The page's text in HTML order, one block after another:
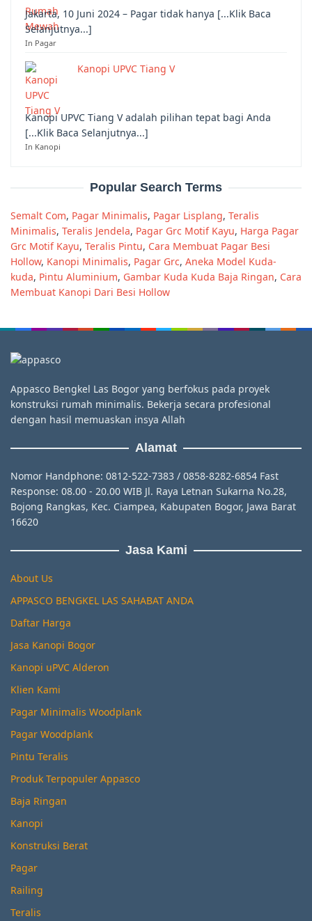
Jakarta, 10 Juni 2024 – Pagar tidak hanya [...Klik Baca
Selanjutnya...]
In Pagar
Kanopi UPVC Tiang V
Kanopi UPVC Tiang V adalah pilihan tepat bagi Anda
[...Klik Baca Selanjutnya...]
In Kanopi
Popular Search Terms
Semalt Com, Pagar Minimalis, Pagar Lisplang, Teralis
Minimalis, Teralis Jendela, Pagar Grc Motif Kayu, Harga Pagar
Grc Motif Kayu, Teralis Pintu, Cara Membuat Pagar Besi
Hollow, Kanopi Minimalis, Pagar Grc, Aneka Model Kuda-
kuda, Pintu Aluminium, Gambar Kuda Kuda Baja Ringan, Cara
Membuat Kanopi Dari Besi Hollow
Appasco Bengkel Las Bogor yang berfokus pada proyek
konstruksi rumah minimalis. Bekerja secara profesional
dengan hasil memuaskan insya Allah
Alamat
Nomor Handphone: 0812-522-7383 / 0858-8282-6854 Fast
Response: 08.00 - 20.00 WIB Jl. Raya Letnan Sukarna No.28,
Bojong Rangkas, Kec. Ciampea, Kabupaten Bogor, Jawa Barat
16620
Jasa Kami
About Us
APPASCO BENGKEL LAS SAHABAT ANDA
Daftar Harga
Jasa Kanopi Bogor
Kanopi uPVC Alderon
Klien Kami
Pagar Minimalis Woodplank
Pagar Woodplank
Pintu Teralis
Produk Terpopuler Appasco
Baja Ringan
Kanopi
Konstruksi Berat
Pagar
Railing
Teralis